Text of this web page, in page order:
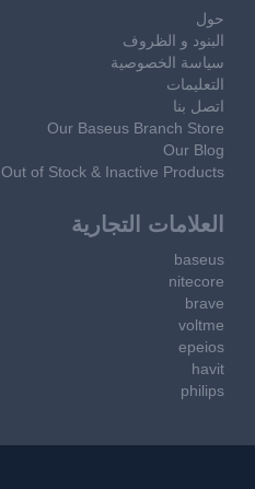
حول
البنود و الظروف
سياسة الخصوصية
التعليمات
اتصل بنا
Our Baseus Branch Store
Our Blog
Out of Stock & Inactive Products
العلامات التجارية
baseus
nitecore
brave
voltme
epeios
havit
philips